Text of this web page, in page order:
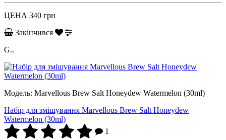
ЦЕНА 340 грн
Закінчився
G..
Модель: Marvellous Brew Salt Honeydew Watermelon (30ml)
Набір для змішування Marvellous Brew Salt Honeydew
Watermelon (30ml)
1